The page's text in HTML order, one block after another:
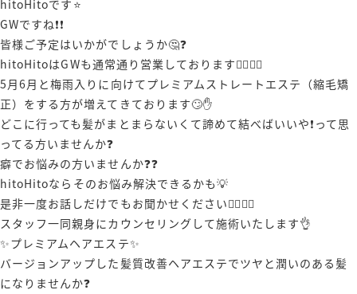
hitoHitoです⭐️
GWですね❗️❗️
皆様ご予定はいかがでしょうか🤔❓
hitoHitoはGWも通常通り営業しております🙋‍♂️🙋‍♀️
5月6月と梅雨入りに向けてプレミアムストレートエステ（縮毛矯
正）をする方が増えてきております🙄✋️
どこに行っても髪がまとまらないくて諦めて結べばいいや❗️って思
ってる方いませんか❓
癖でお悩みの方いませんか❓❓
hitoHitoならそのお悩み解決できるかも💡
是非一度お話しだけでもお聞かせください🙋‍♂️🙋‍♀️
スタッフ一同親身にカウンセリングして施術いたします👌
✨プレミアムヘアエステ✨
バージョンアップした髪質改善ヘアエステでツヤと潤いのある髪
になりませんか❓